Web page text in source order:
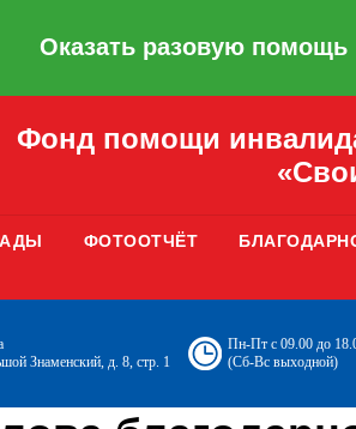
Оказать разовую помощь
Фонд помощи
ФОТООТЧЁТ
Знаменский, д. 8, стр. 1
Пн-Пт с 09.00 до
(Сб-Вс выходной)